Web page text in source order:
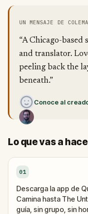
UN MENSAJE DE
“A Chicago-
and translator.
peeling back the
beneath.”
Conoce al
Lo que vas a
01
Descarga la app de
Camina hasta The
guía, sin grupo, sin